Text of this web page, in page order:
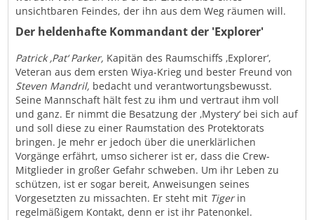
unsichtbaren Feindes, der ihn aus dem Weg räumen will.
Der heldenhafte Kommandant der 'Explorer'
Patrick ‚Pat‘ Parker, Kapitän des Raumschiffs ‚Explorer‘,
Veteran aus dem ersten Wiya-Krieg und bester Freund von
Steven Mandril, bedacht und verantwortungsbewusst.
Seine Mannschaft hält fest zu ihm und vertraut ihm voll
und ganz. Er nimmt die Besatzung der ‚Mystery‘ bei sich auf
und soll diese zu einer Raumstation des Protektorats
bringen. Je mehr er jedoch über die unerklärlichen
Vorgänge erfährt, umso sicherer ist er, dass die Crew-
Mitglieder in großer Gefahr schweben. Um ihr Leben zu
schützen, ist er sogar bereit, Anweisungen seines
Vorgesetzten zu missachten. Er steht mit Tigerin
regelmäßigem Kontakt, denn er ist ihr Patenonkel.